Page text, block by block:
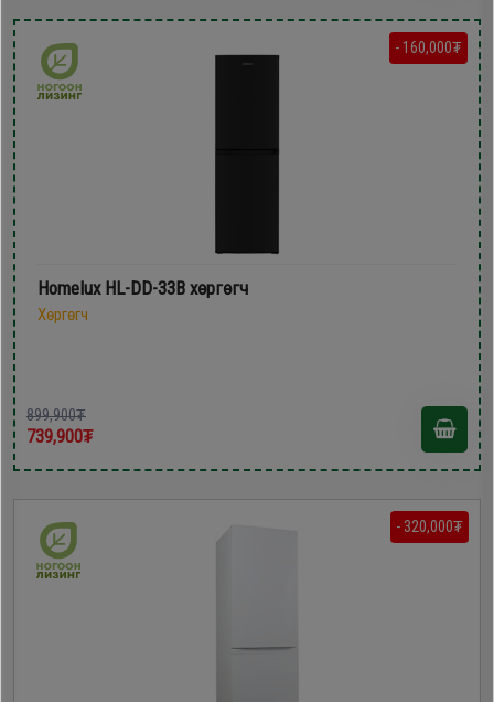
- 160,000₮
Homelux HL-DD-33B хөргөгч
Хөргөгч
899,900₮
739,900₮
- 320,000₮